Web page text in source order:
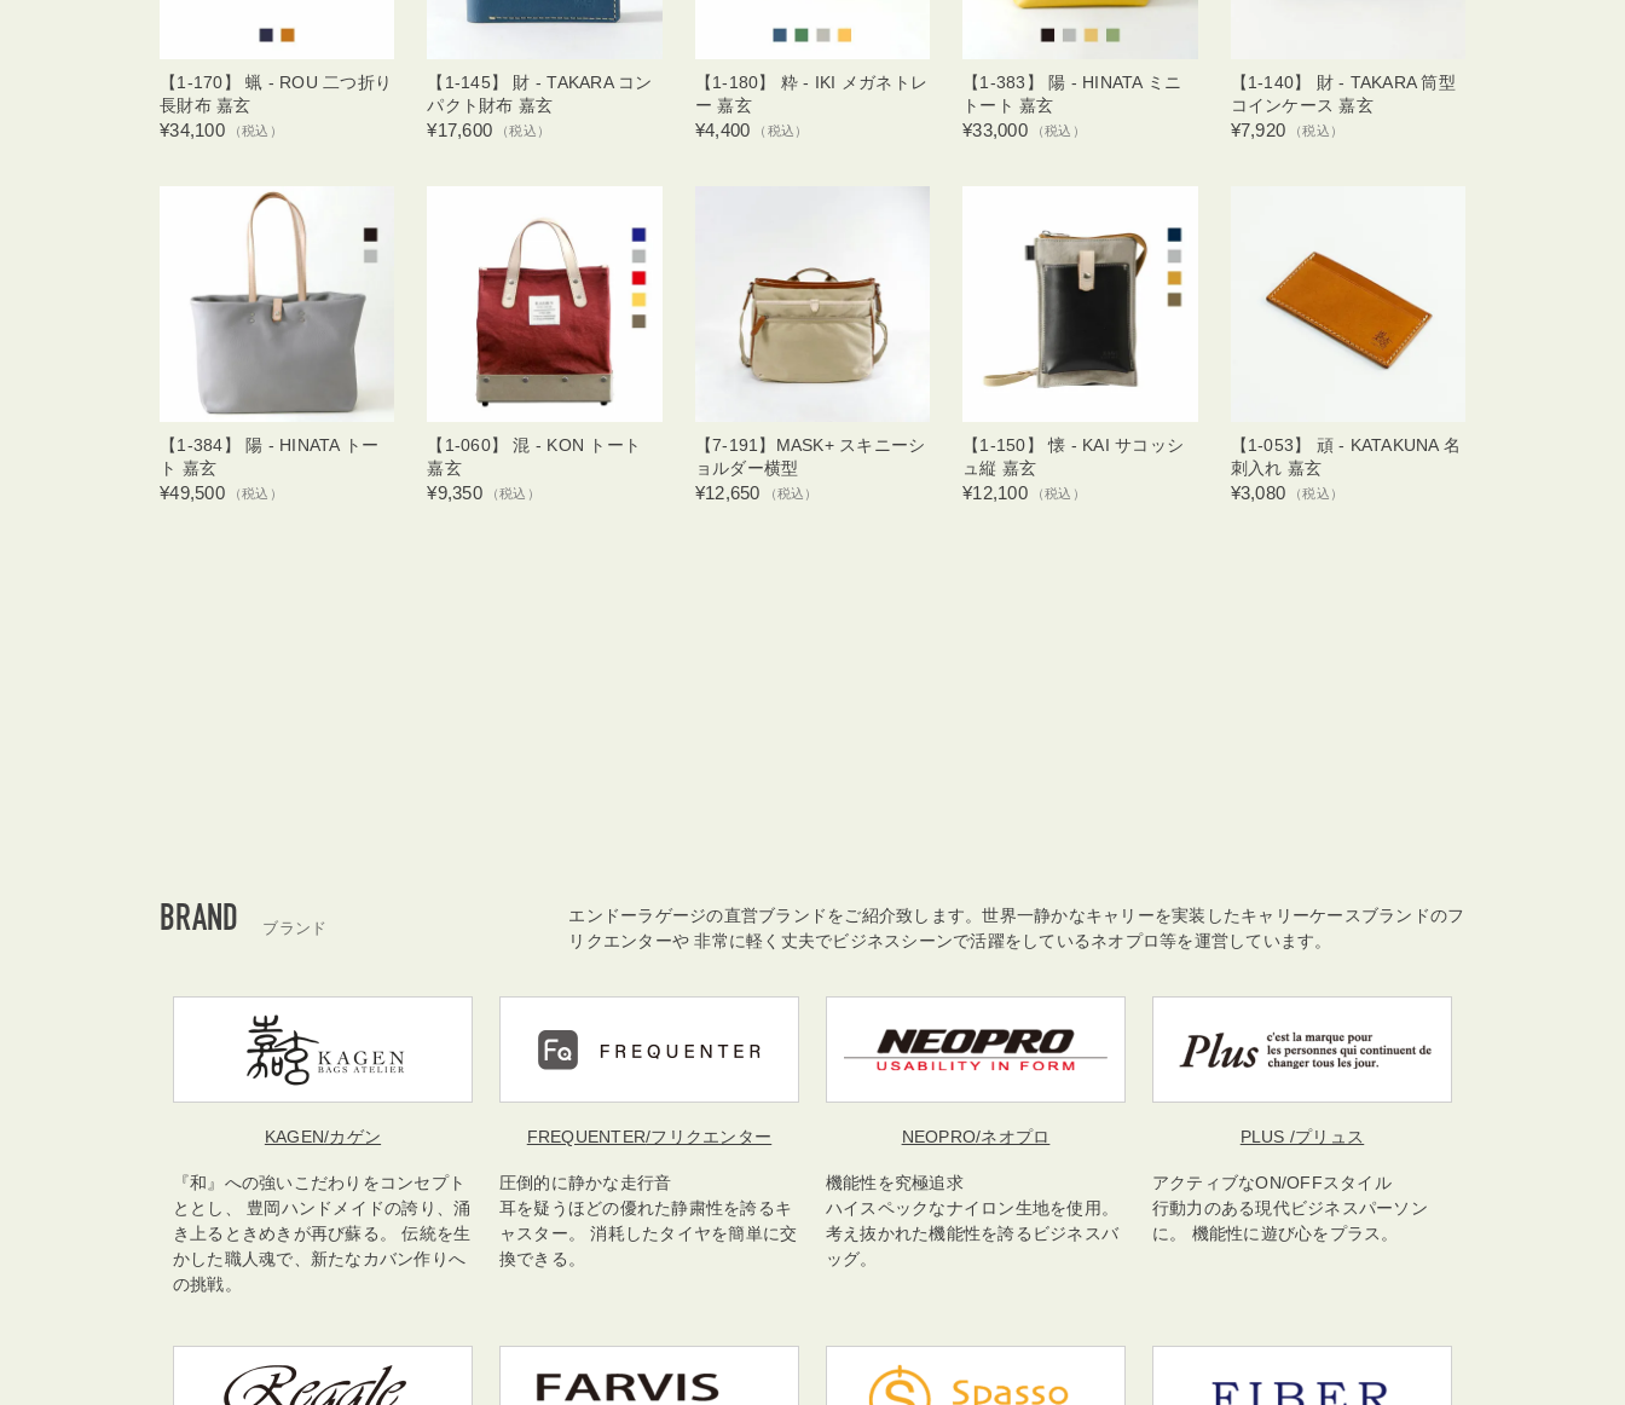
【1-170】 蝋 - ROU 二つ折り
長財布 嘉玄
¥34,100 （税込）
【1-145】 財 - TAKARA コン
パクト財布 嘉玄
¥17,600 （税込）
【1-180】 粋 - IKI メガネトレ
ー 嘉玄
¥4,400 （税込）
【1-383】 陽 - HINATA ミニ
トート 嘉玄
¥33,000 （税込）
【1-140】 財 - TAKARA 筒型
コインケース 嘉玄
¥7,920 （税込）
【1-384】 陽 - HINATA トー
ト 嘉玄
¥49,500 （税込）
【1-060】 混 - KON トート
嘉玄
¥9,350 （税込）
【7-191】MASK+ スキニーシ
ョルダー横型
¥12,650 （税込）
【1-150】 懐 - KAI サコッシ
ュ縦 嘉玄
¥12,100 （税込）
【1-053】 頑 - KATAKUNA 名
刺入れ 嘉玄
¥3,080 （税込）
BRAND ブランド
エンドーラゲージの直営ブランドをご紹介致します。世界一静かなキャリーを実装したキャリーケースブランドのフ
リクエンターや 非常に軽く丈夫でビジネスシーンで活躍をしているネオプロ等を運営しています。
KAGEN/カゲン
『和』への強いこだわりをコンセプト
ととし、 豊岡ハンドメイドの誇り、涌
き上るときめきが再び蘇る。 伝統を生
かした職人魂で、新たなカバン作りへ
の挑戦。
FREQUENTER/フリクエンター
圧倒的に静かな走行音
耳を疑うほどの優れた静粛性を誇るキ
ャスター。 消耗したタイヤを簡単に交
換できる。
NEOPRO/ネオプロ
機能性を究極追求
ハイスペックなナイロン生地を使用。
考え抜かれた機能性を誇るビジネスバ
ッグ。
PLUS /プリュス
アクティブなON/OFFスタイル
行動力のある現代ビジネスパーソン
に。 機能性に遊び心をプラス。